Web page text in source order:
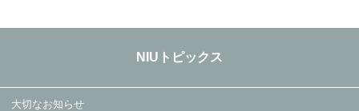
NIUトピックス
大切なお知らせ